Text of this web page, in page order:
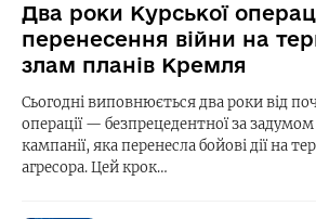
Два роки Курської
перенесення війни на
злам планів Кремля
Сьогодні виповнюється два роки від
операції — безпрецедентної за
кампанії, яка перенесла бойові дії на
агресора. Цей крок…